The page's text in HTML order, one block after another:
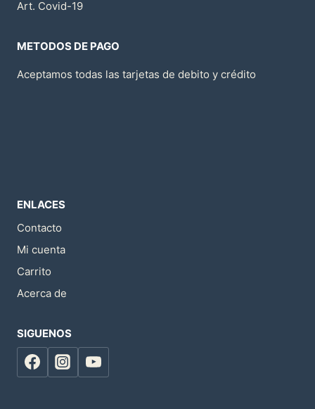
Art. Covid-19
METODOS DE PAGO
Aceptamos todas las tarjetas de debito y crédito
ENLACES
Contacto
Mi cuenta
Carrito
Acerca de
SIGUENOS